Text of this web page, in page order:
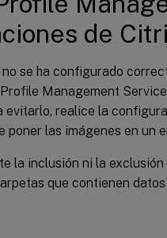
de
se ha configurado
Management
evitarlo, realice la
poner las imágenes en un
la inclusión ni la
que contienen